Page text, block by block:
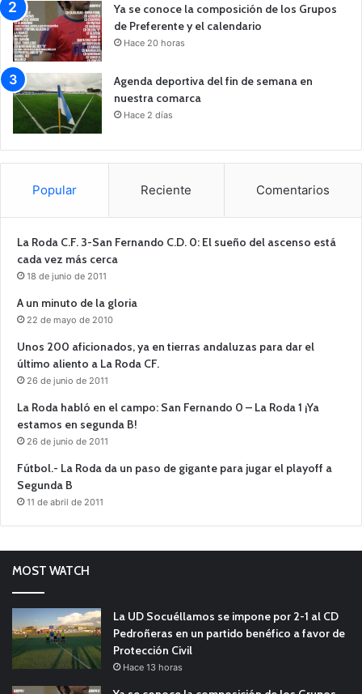
Ya se conoce la composición de los Grupos
de Preferente y el calendario
Hace 20 horas
Agenda deportiva del fin de semana en
nuestra comarca
Hace 2 días
Popular Reciente Comentarios
La Roda C.F. 3-San Fernando C.D. 0: El sueño del ascenso está
cada vez más cerca
18 de junio de 2011
A un minuto de la gloria
22 de mayo de 2010
Unos 200 aficionados, ya en tierras andaluzas para dar el
último aliento a La Roda CF.
26 de junio de 2011
La Roda habló en el campo: San Fernando 0 – La Roda 1 ¡Ya
estamos en segunda B!
26 de junio de 2011
Fútbol.- La Roda da un paso de gigante para jugar el playoff a
Segunda B
11 de abril de 2011
MOST WATCH
La UD Socuéllamos se impone por 2-1 al CD
Pedroñeras en un partido benéfico a favor de
Protección Civil
Hace 13 horas